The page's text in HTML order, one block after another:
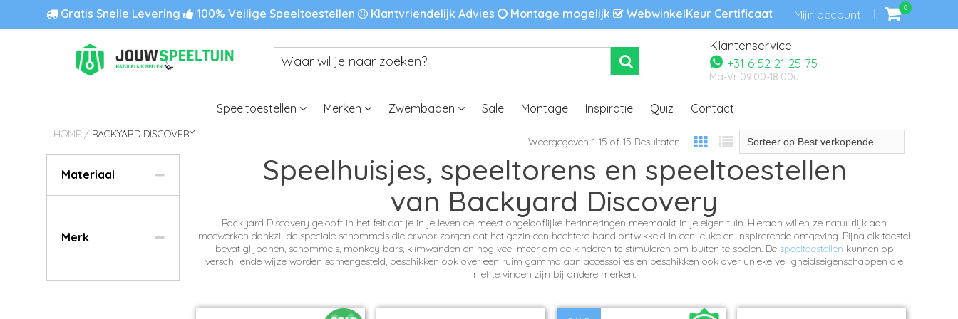
Gratis Snelle Levering 100% Veilige Speeltoestellen Klantvriendelijk Advies Montage mogelijk WebwinkelKeur Certificaat Mijn account 0
Klantenservice
+31 6 52 21 25 75
Ma-Vr 09.00-18.00u
Speeltoestellen Merken Zwembaden Sale Montage Inspiratie Quiz Contact
HOME / BACKYARD DISCOVERY
Weergegeven 1-15 of 15 Resultaten
Materiaal
Merk
Speelhuisjes, speeltorens en speeltoestellen
van Backyard Discovery
Backyard Discovery gelooft in het feit dat je in je leven de meest ongelooflijke herinneringen meemaakt in je eigen tuin. Hieraan willen ze natuurlijk aan
meewerken dankzij de speciale schommels die ervoor zorgen dat het gezin een hechtere band ontwikkeld in een leuke en inspirerende omgeving. Bijna elk toestel
bevat glijbanen, schommels, monkey bars, klimwanden en nog veel meer om de kinderen te stimuleren om buiten te spelen. De speeltoestellen kunnen op
verschillende wijze worden samengesteld, beschikken ook over een ruim gamma aan accessoires en beschikken ook over unieke veiligheidseigenschappen die
niet te vinden zijn bij andere merken.